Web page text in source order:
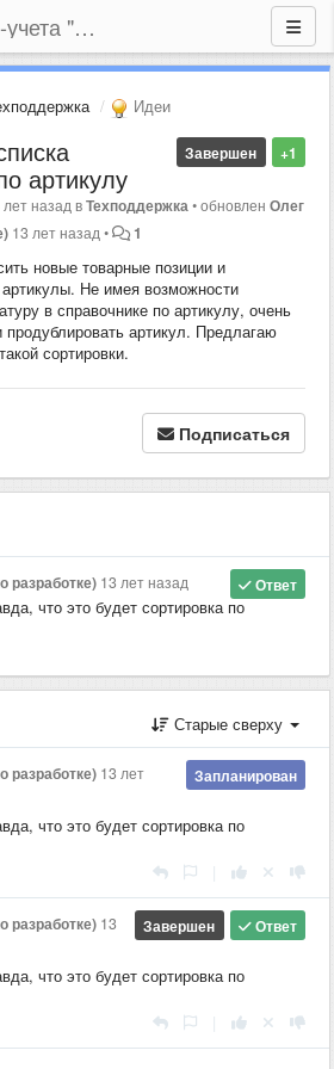
Система онлайн-учета "Большая Птица"
Идеи
+1
Завершен
артикулу
лет назад вТехподдержка •обновленОлег
13 лет назад • 1
новые товарные позиции и
Не имея возможности
в справочнике по артикулу, очень
продублировать артикул. Предлагаю
сортировки.
Подписаться
Ответ
разработке) 13 лет назад
что это будет сортировка по
Старые сверху
Запланирован
разработке) 13 лет
что это будет сортировка по
Ответ
Завершен
разработке) 13
что это будет сортировка по